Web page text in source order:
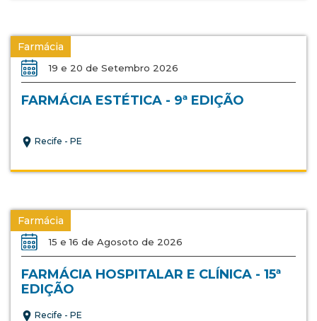
Farmácia
19 e 20 de Setembro 2026
FARMÁCIA ESTÉTICA - 9ª EDIÇÃO
Recife - PE
Farmácia
15 e 16 de Agosoto de 2026
FARMÁCIA HOSPITALAR E CLÍNICA - 15ª
EDIÇÃO
Recife - PE